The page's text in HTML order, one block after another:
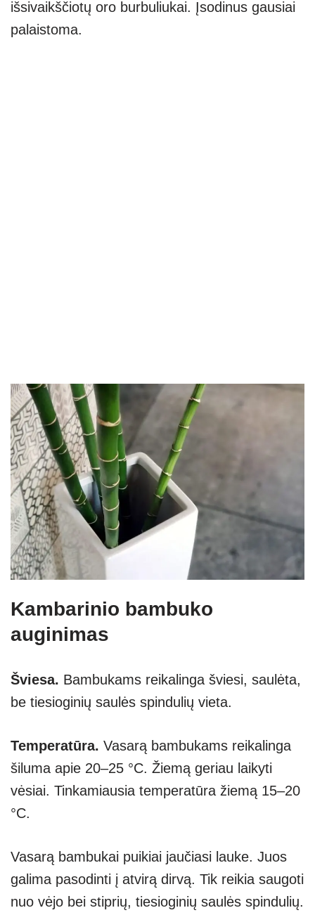
išsivaikščiotų oro burbuliukai. Įsodinus gausiai
palaistoma.
Kambarinio bambuko
auginimas
Šviesa. Bambukams reikalinga šviesi, saulėta,
be tiesioginių saulės spindulių vieta.
Temperatūra. Vasarą bambukams reikalinga
šiluma apie 20–25 °C. Žiemą geriau laikyti
vėsiai. Tinkamiausia temperatūra žiemą 15–20
°C.
Vasarą bambukai puikiai jaučiasi lauke. Juos
galima pasodinti į atvirą dirvą. Tik reikia saugoti
nuo vėjo bei stiprių, tiesioginių saulės spindulių.